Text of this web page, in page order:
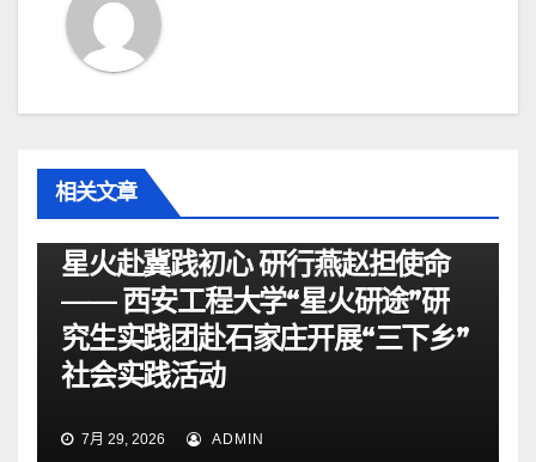
相关文章
星火赴冀践初心 研行燕赵担使命
—— 西安工程大学“星火研途”研
究生实践团赴石家庄开展“三下乡”
社会实践活动
7月 29, 2026 ADMIN